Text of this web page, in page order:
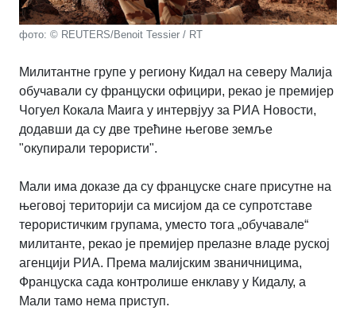
фото: © REUTERS/Benoit Tessier / RT
Милитантне групе у региону Кидал на северу Малија
обучавали су француски официри, рекао је премијер
Чогуел Кокала Маига у интервјуу за РИА Новости,
додавши да су две трећине његове земље
"окупирали терористи".
Мали има доказе да су француске снаге присутне на
његовој територији са мисијом да се супротставе
терористичким групама, уместо тога „обучавале“
милитанте, рекао је премијер прелазне владе руској
агенцији РИА. Према малијским званичницима,
Француска сада контролише енклаву у Кидалу, а
Мали тамо нема приступ.